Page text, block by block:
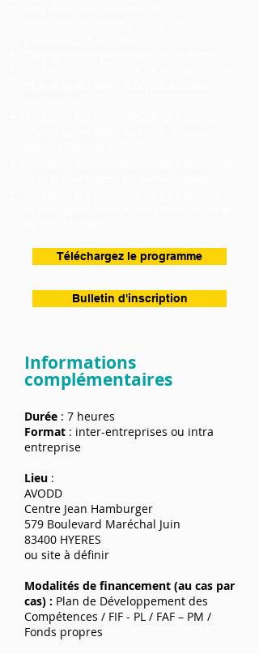
Téléchargez le programme
Bulletin d'inscription
Informations
complémentaires
Durée : 7 heures
Format : inter-entreprises ou intra
entreprise
Lieu :
AVODD
Centre Jean Hamburger
579 Boulevard Maréchal Juin
83400 HYERES
ou site à définir
Modalités de financement (au cas par
cas) : Plan de Développement des
Compétences / FIF - PL / FAF – PM /
Fonds propres